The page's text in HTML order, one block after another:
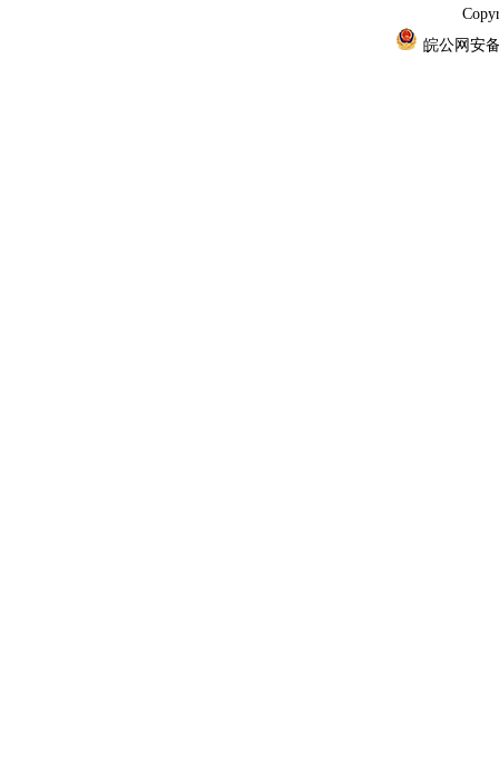
皖公网安